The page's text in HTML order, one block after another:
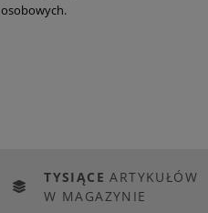
osobowych.
TYSIĄCE ARTYKUŁÓW
W MAGAZYNIE